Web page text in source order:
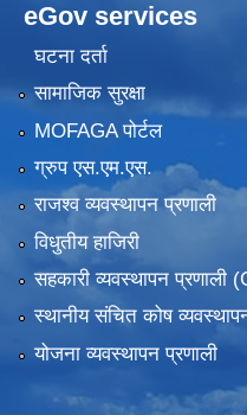
eGov services
घटना दर्ता
सामाजिक सुरक्षा
MOFAGA पोर्टल
ग्रुप एस.एम.एस.
राजश्व व्यवस्थापन प्रणाली
विधुतीय हाजिरी
सहकारी व्यवस्थापन प्रणाली
स्थानीय संचित कोष
योजना व्यवस्थापन प्रणाली